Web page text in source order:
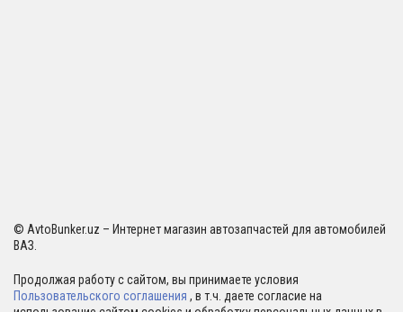
© AvtoBunker.uz – Интернет магазин автозапчастей для автомобилей
ВАЗ.
Продолжая работу с сайтом, вы принимаете условия
Пользовательского соглашения , в т.ч. даете согласие на